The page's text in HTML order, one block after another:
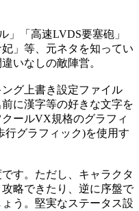
」「高速LVDS要塞砲」
」等、元ネタを知ってい
いなしの敵陣営。
グ上書き設定ファイル
に漢字等の好きな文字を
ールVX規格のグラフィ
行グラフィック)を使用す
す。ただし、キャラクタ
略できたり、逆に序盤で
う。堅実なステータス設